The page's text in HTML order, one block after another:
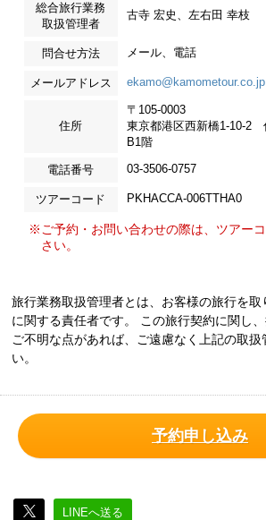
総合旅行業務
取扱管理者
古寺 宏史、左右田 幸枝
問合せ方法 メール、電話
メールアドレス ekamo@kamometour.co.jp
住所
〒105-0003
東京都港区西新橋1-10-2
B1階
電話番号 03-3506-0757
ツアーコード PKHACCA-006TTHA0
※ご予約・お問い合わせの際は、ツアー
さい。
旅行業務取扱管理者とは、お客様の旅行を取
に関する責任者です。 この旅行契約に関し
ご不明な点があれば、ご遠慮なく上記の取扱
い。
予約申し込み
LINEへ送る